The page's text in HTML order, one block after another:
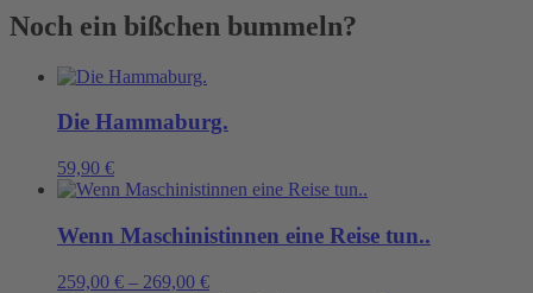
Kapitäne
Noch ein bißchen bummeln?
Die Hammaburg.
59,90 €
Wenn Maschinistinnen eine Reise tun..
259,00 € – 269,00 €